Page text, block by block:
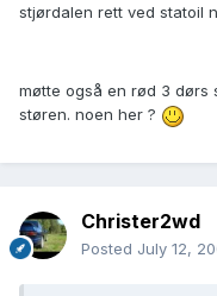
stjørdalen rett ved statoil
møtte også en rød 3 dørs
støren. noen her ?
Christer2wd
Posted July 12,